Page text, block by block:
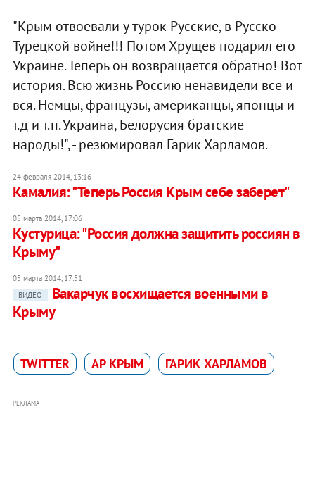
"Крым отвоевали у турок Русские, в Русско-
Турецкой войне!!! Потом Хрущев подарил его
Украине. Теперь он возвращается обратно! Вот
история. Всю жизнь Россию ненавидели все и
вся. Немцы, французы, американцы, японцы и
т.д и т.п. Украина, Белорусия братские
народы!", - резюмировал Гарик Харламов.
24 февраля 2014, 13:16
Камалия: "Теперь Россия Крым себе заберет"
05 марта 2014, 17:06
Кустурица: "Россия должна защитить россиян в
Крыму"
05 марта 2014, 17:51
ВИДЕО
Вакарчук восхищается военными в
Крыму
TWITTER АР КРЫМ ГАРИК ХАРЛАМОВ
РЕКЛАМА